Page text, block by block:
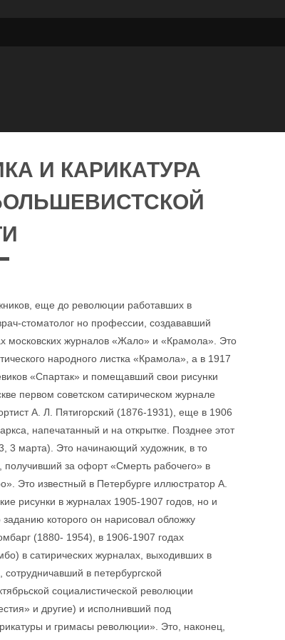
И КАРИКАТУРА
еще до революции работавших в
стоматолог но профессии, создававший
московских журналов «Жало» и «Крамола». Это
народного листка «Крамола», а в 1917
«Спартак» и помещавший свои рисунки
первом советском сатирическом журнале
А. Л. Пятигорский (1876-1931), еще в 1906
напечатанный и на открытке. Позднее этот
3 марта). Это начинающий художник, в то
за офорт «Смерть рабочего» в
Это известный в Петербурге иллюстратор А.
рисунки в журналах 1905-1907 годов, но и
которого он нарисовал обложку
(1880- 1954), в 1906-1907 годах
в сатирических журналах, выходивших в
в петербургской
социалистической революции
и другие) и исполнивший под
и гримасы революции». Это, наконец,